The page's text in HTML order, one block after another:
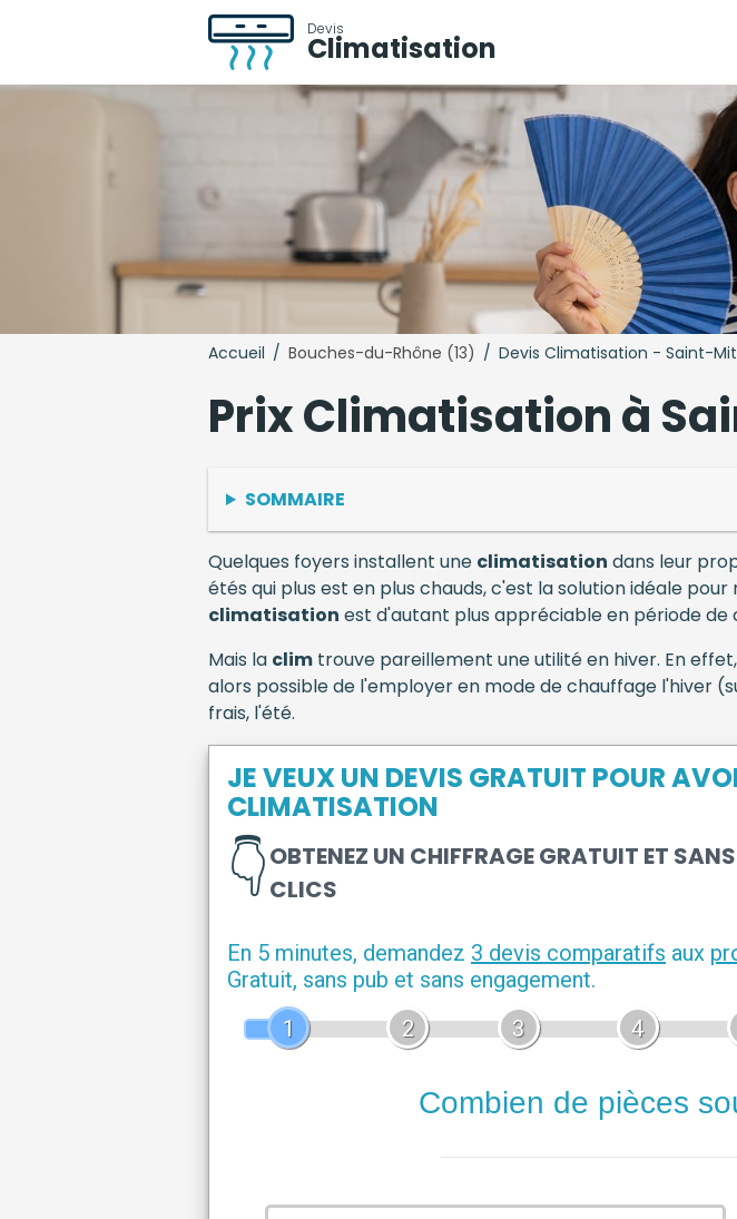
Devis
Climatisation
Accueil / Bouches-du-Rhône (13) / Devis Climatisation - Saint-
Prix Climatisation à
SOMMAIRE
Quelques foyers installent une climatisation dans leur
étés qui plus est en plus chauds, c'est la solution idéale
climatisation est d'autant plus appréciable en période
Mais la clim trouve pareillement une utilité en hiver. En
alors possible de l'employer en mode de chauffage l'hiver
frais, l'été.
JE VEUX UN DEVIS GRATUIT POUR
CLIMATISATION
OBTENEZ UN CHIFFRAGE GRATUIT ET
CLICS
👇
En 5 minutes, demandez 3 devis comparatifs aux
Gratuit, sans pub et sans engagement.
1
2 3 4
Combien de pièces